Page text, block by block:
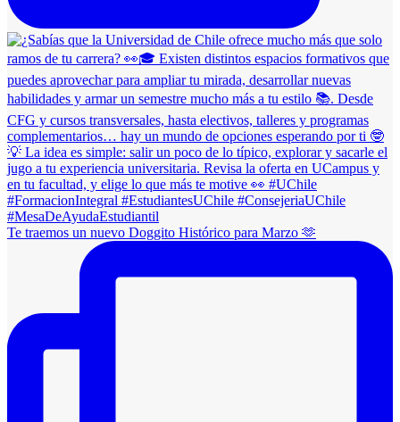
Te traemos un nuevo Doggito Histórico para Marzo 🫶